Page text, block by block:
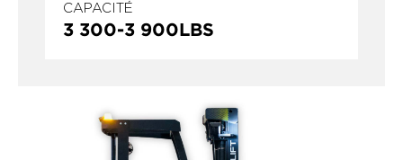
CAPACITÉ
3 300-3 900LBS